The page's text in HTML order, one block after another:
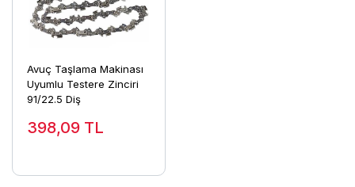
Avuç Taşlama Makinası
Uyumlu Testere Zinciri
91/22.5 Diş
398,09 TL